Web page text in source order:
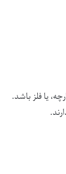
یا فلز باشد.